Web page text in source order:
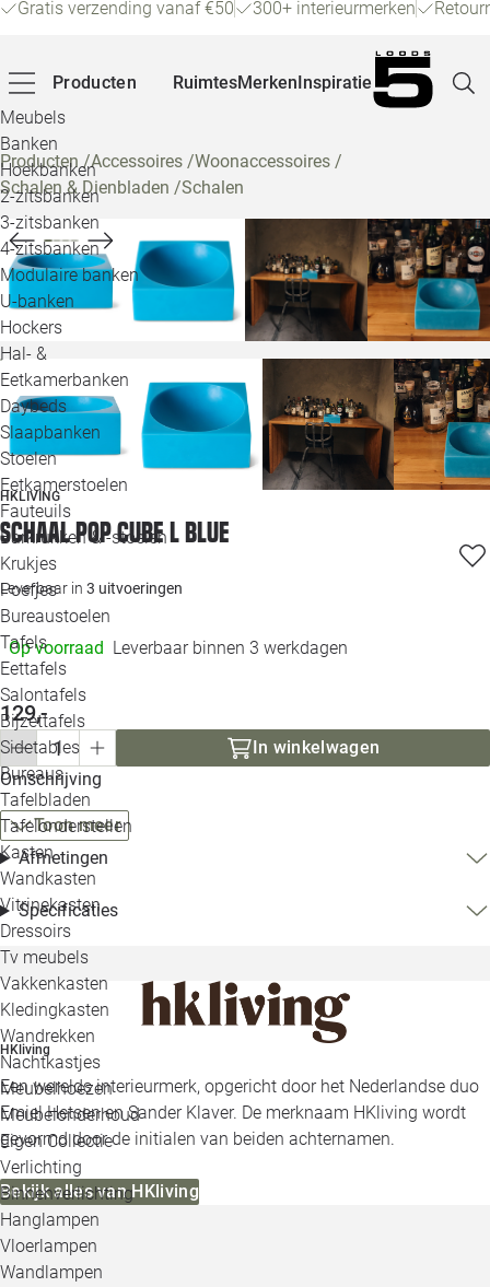
Gratis verzending vanaf €50 300+ interieurmerken
Producten
Meubels
Banken
Hoekbanken
2-zitsbanken
3-zitsbanken
4-zitsbanken
Modulaire banken
U-banken
Hockers
Hal- &
Eetkamerbanken
Daybeds
Slaapbanken
Stoelen
Eetkamerstoelen
Fauteuils
Barkrukken & -stoelen
Krukjes
Poefjes
Bureaustoelen
Tafels
Eettafels
Salontafels
Bijzettafels
Sidetables
Bureaus
Tafelbladen
Tafelonderstellen
Kasten
Wandkasten
Vitrinekasten
Dressoirs
Tv meubels
Vakkenkasten
Kledingkasten
Wandrekken
Nachtkastjes
Meubelhoezen
Meubelonderhoud
Eigen Collectie
Verlichting
Binnenverlichting
Hanglampen
Vloerlampen
Wandlampen
RuimtesMerkenInspiratie
Producten/Accessoires /Woonaccessoires /
Schalen & Dienbladen /Schalen
HKLIVING
Schaal Pop cube L blue
Leverbaar in 3 uitvoeringen
Op voorraad Leverbaar binnen 3 werkdagen
129,-
In winkelwagen
Omschrijving
Toon meer
Afmetingen
Specificaties
HKliving
Een werelds interieurmerk, opgericht door het Nederlandse duo
Emiel Hetsen en Sander Klaver. De merknaam HKliving wordt
gevormd door de initialen van beiden achternamen.
Bekijk alles van HKliving